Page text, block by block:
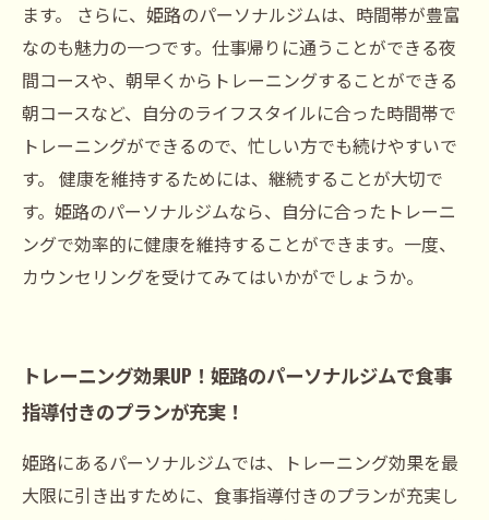
ます。 さらに、姫路のパーソナルジムは、時間帯が豊富
なのも魅力の一つです。仕事帰りに通うことができる夜
間コースや、朝早くからトレーニングすることができる
朝コースなど、自分のライフスタイルに合った時間帯で
トレーニングができるので、忙しい方でも続けやすいで
す。 健康を維持するためには、継続することが大切で
す。姫路のパーソナルジムなら、自分に合ったトレーニ
ングで効率的に健康を維持することができます。一度、
カウンセリングを受けてみてはいかがでしょうか。
トレーニング効果UP！姫路のパーソナルジムで食事
指導付きのプランが充実！
姫路にあるパーソナルジムでは、トレーニング効果を最
大限に引き出すために、食事指導付きのプランが充実し